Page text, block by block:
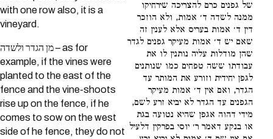
with one row also, it is a
vineyard.
מן הגדר ולשדה – as for
example, if the vines were
planted to the east of the
fence and the vine-shoots
rise up on the fence, if he
comes to sow on the west
side of he fence, they do not
של גפנים כרם להצריכה שירחיקו
ממנה לשדה ד׳ אמות, ולא הוזכר
דין ד׳ אמות בעריס אלא לענין זה
שאם יש ד׳ אמות מעיקר גפנים לגדר
שהן מודלות עליה נותנין לו את
עבודתו ששה טפחים כמו שנותנים
לגפן יחידית וזורע את המותר עד
הגדר, ואם אין ד׳ אמות מעיקר
הגפנים עד הגדר לא יביא זרע לשם,
מידי דהוה אגפן שהיא נטועה בגת
או בנקע דאמר ר׳ יוסי בפרקין דלעיל